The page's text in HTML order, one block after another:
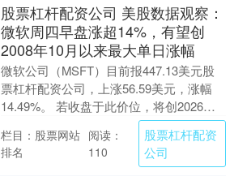
股票杠杆配资公司 美股数据观察：
微软周四早盘涨超14%，有望创
2008年10月以来最大单日涨幅
微软公司（MSFT）目前报447.13美元股
票杠杆配资公司，上涨56.59美元，涨幅
14.49%。 若收盘于此价位，将创2026年6
月1日（收盘价460.52美....
栏目：股票网站
排名
阅读：
110
股票杠杆配资
公司